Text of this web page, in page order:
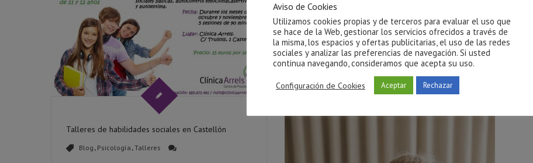
abordarproblemas de conducta
alimentaria y psiconutrición en Castellón,
ofreciendo un enfoque integral que
combina la...
Talleres de habilidades sociales en Castellón
Blog , Psicología ,Talleres
Aviso de Cookies
Utilizamos cookies propias y de terceros para evaluar el uso que
se hace de la Web, gestionar los servicios ofrecidos a través de
la misma, los espacios y ofertas publicitarias, el uso de las redes
sociales y analizar las preferencias de navegación. Si usted
continua navegando, consideramos que acepta su uso.
Configuración de Cookies Aceptar Rechazar